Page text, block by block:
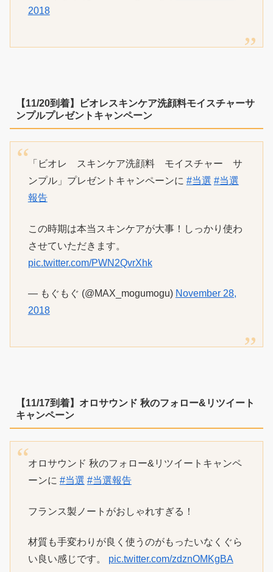
2018
【11/20到着】ビオレスキンケア洗顔料モイスチャーサ
ンプルプレゼントキャンペーン
「ビオレ スキンケア洗顔料 モイスチャー サ
ンプル」プレゼントキャンペーンに #当選 #当選
報告
この時期は本当スキンケアが大事！しっかり使わ
させていただきます。
pic.twitter.com/PWN2QvrXhk
— もぐもぐ (@MAX_mogumogu) November 28,
2018
【11/17到着】オロサウンド 秋のフォロー&リツイート
キャンペーン
オロサウンド 秋のフォロー&リツイートキャンペ
ーンに #当選 #当選報告
フランス製ノートがおしゃれすぎる！
材質も手変わりが良く使うのがもったいなくぐら
い良い感じです。 pic.twitter.com/zdznOMKgBA